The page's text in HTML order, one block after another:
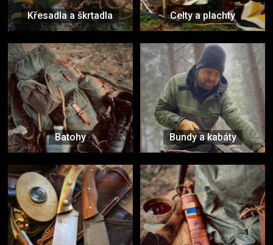
Křesadla a škrtadla Celty a plachty
Batohy Bundy a kabáty